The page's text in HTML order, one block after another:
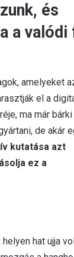
és
a
amelyeket
el a
ma már bárki
de akár
kutatása azt
ez a
hat ujja